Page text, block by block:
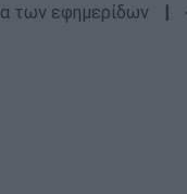
των εφημερίδων